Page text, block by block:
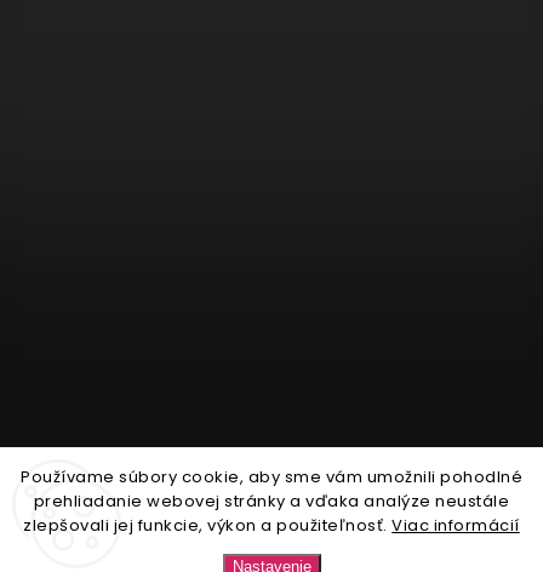
Používame súbory cookie, aby sme vám umožnili pohodlné
prehliadanie webovej stránky a vďaka analýze neustále
zlepšovali jej funkcie, výkon a použiteľnosť.Viac informácií
Nastavenie
Sledovať na Instagrame
Nonari.sk. Všetky práva vyhradené.